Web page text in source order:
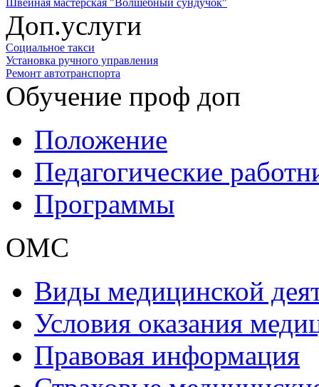
Доп.услуги
Социальное такси
Установка ручного управления
Ремонт автотранспорта
Обучение проф доп
Положение
Педагогические
Программы
ОМС
Виды медицинской
Условия оказания
Правовая информация